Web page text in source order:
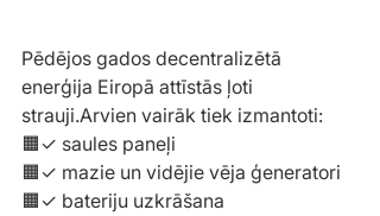
Pēdējos gados decentralizētā
enerģija Eiropā attīstās ļoti
strauji.Arvien vairāk tiek izmantoti:
🟧✓ saules paneļi
🟧✓ mazie un vidējie vēja ģeneratori
🟧✓ bateriju uzkrāšana